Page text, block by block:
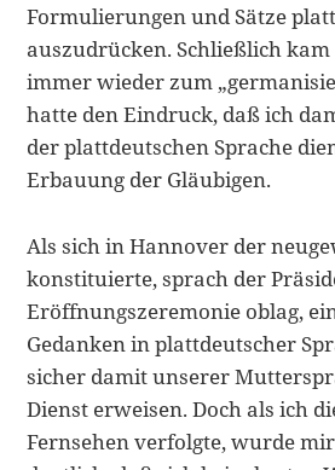
Formulierungen und Sätze
auszudrücken. Schließlich kam
immer wieder zum
hatte den Eindruck, daß ich
der plattdeutschen Sprache
Erbauung der Gläubigen.
Als sich in Hannover der
konstituierte, sprach der
Eröffnungszeremonie oblag,
Gedanken in plattdeutscher
sicher damit unserer
Dienst erwei­sen. Doch als ich
Fernsehen verfolgte, wurde